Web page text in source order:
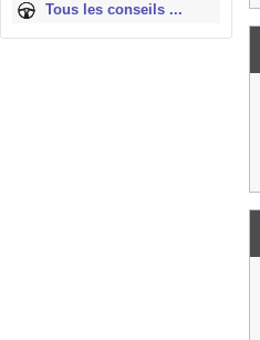
Tous les conseils ...